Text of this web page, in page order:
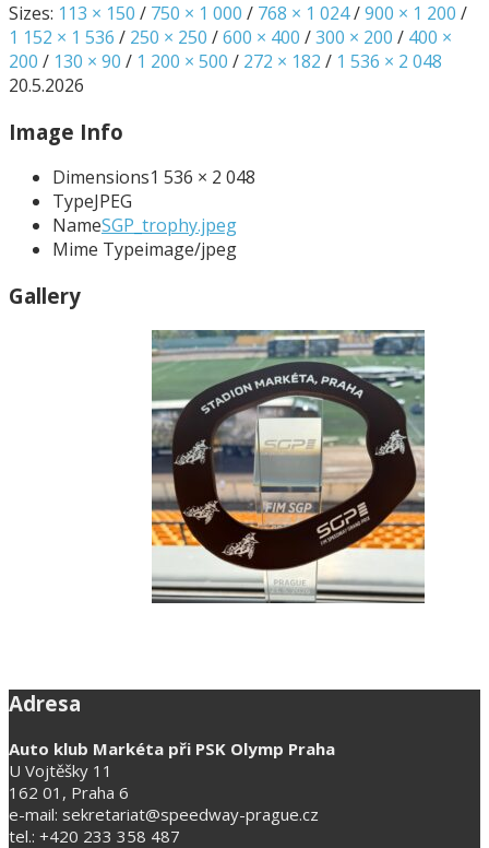
Sizes: 113 × 150 / 750 × 1 000 / 768 × 1 024/900 × 1 200 /
1 152 × 1 536 / 250 × 250 /600 × 400 /300 × 200 / 400 ×
200 / 130 × 90 / 1 200 × 500 / 272 × 182 / 1 536 × 2 048
20.5.2026
Image Info
Dimensions1 536 × 2 048
TypeJPEG
NameSGP_trophy.jpeg
Mime Typeimage/jpeg
Gallery
Adresa
Auto klub Markéta při PSK Olymp Praha
U Vojtěšky 11
162 01, Praha 6
e-mail: sekretariat@speedway-prague.cz
tel.: +420 233 358 487